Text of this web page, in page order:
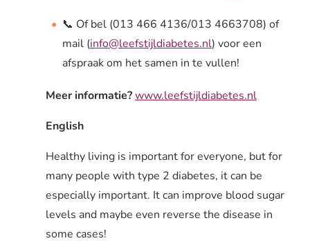
📞 Of bel (013 466 4136/013 4663708) of
mail (info@leefstijldiabetes.nl) voor een
afspraak om het samen in te vullen!
Meer informatie?www.leefstijldiabetes.nl
English
Healthy living is important for everyone, but for
many people with type 2 diabetes, it can be
especially important. It can improve blood sugar
levels and maybe even reverse the disease in
some cases!